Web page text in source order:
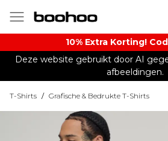
10% Extra Korting!
Deze website gebruikt door AI
afbeeldingen.
T-Shirts / Grafische & Bedrukte T-Shirts